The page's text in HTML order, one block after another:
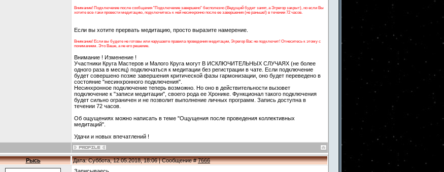
Внимание! Подключение после сообщения "Подключение завершено" бесполезно (Ведущий будет занят, а Эгрегор закрыт), но если Вы
хотите все-таки провести медитацию, подключитесь к ней несинхронно после ее завершения (не раньше!) в течении 72 часов.
Если вы хотите прервать медитацию, просто выразите намерение.
Внимание! Если вы будете не готовы или нарушаете правила проведения медитации, Эгрегор Вас не подключит! Отнеситесь к этому с
пониманием. Это Ваше, а не его решение.
Внимание ! Изменение !
Участники Круга Мастеров и Малого Круга могут В ИСКЛЮЧИТЕЛЬНЫХ СЛУЧАЯХ (не более
одного раза в месяц) подключаться к медитации без регистрации в чате. Если подключение
будет совершено позже завершения критической фазы гармонизации, оно будет переведено в
состояние "несинхронного подключения".
Несинхронное подключение теперь возможно. Но оно в действительности вызовет
подключение к "записи медитации", своего рода ее Хронике. Функционал такого подключения
будет сильно ограничен и не позволит выполнение личных программ. Запись доступна в
течении 72 часов.
Об ощущениях можно написать в теме "Ощущения после проведения коллективных
медитаций".
Удачи и новых впечатлений !
Рысь Дата: Суббота, 12.05.2018, 18:06 | Сообщение #7666